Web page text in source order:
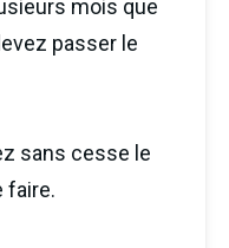
mois que
passer le
sans cesse le
faire.